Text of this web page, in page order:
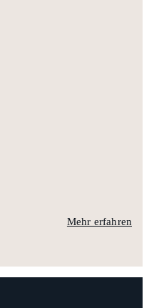
Mehr erfahren